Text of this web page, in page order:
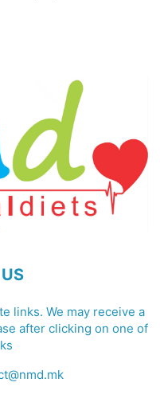
links. We may receive a
after clicking on one of